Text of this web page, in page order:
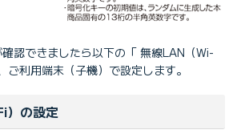
認できましたら以下の「 無線LAN（Wi-
ご利用端末（子機）で設定します。
）の設定